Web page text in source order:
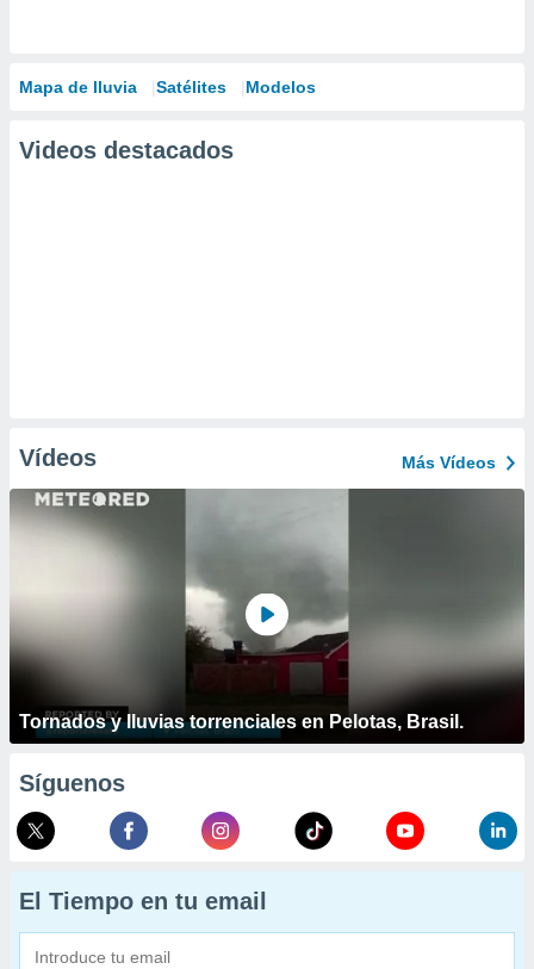
Mapa de lluvia Satélites Modelos
Videos destacados
Vídeos Más Vídeos
Tornados y lluvias torrenciales en Pelotas, Brasil.
Síguenos
El Tiempo en tu email